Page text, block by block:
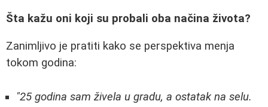
Šta kažu oni koji su probali oba načina života?
Zanimljivo je pratiti kako se perspektiva menja
tokom godina:
"25 godina sam živela u gradu, a ostatak na selu.